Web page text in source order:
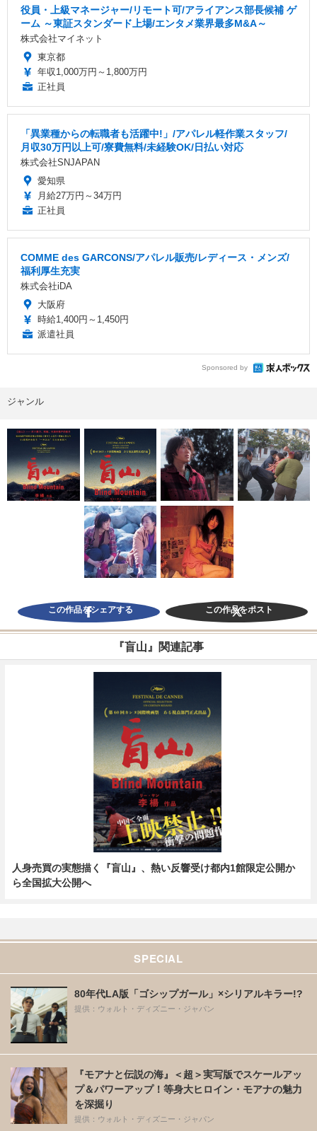
役員・上級マネージャー/リモート可/アライアンス部長候補 ゲ
ーム ～東証スタンダード上場/エンタメ業界最多M&A～
株式会社マイネット
東京都
年収1,000万円～1,800万円
正社員
「異業種からの転職者も活躍中!」/アパレル軽作業スタッフ/
月収30万円以上可/寮費無料/未経験OK/日払い対応
株式会社SNJAPAN
愛知県
月給27万円～34万円
正社員
COMME des GARCONS/アパレル販売/レディース・メンズ/
福利厚生充実
株式会社iDA
大阪府
時給1,400円～1,450円
派遣社員
Sponsored by
ジャンル
この作品をシェアする この作品をポスト
『盲山』関連記事
人身売買の実態描く『盲山』、熱い反響受け都内1館限定公開か
ら全国拡大公開へ
SPECIAL
80年代LA版「ゴシップガール」×シリアルキラー!?
提供：ウォルト・ディズニー・ジャパン
『モアナと伝説の海』＜超＞実写版でスケールアッ
プ＆パワーアップ！等身大ヒロイン・モアナの魅力
を深掘り
提供：ウォルト・ディズニー・ジャパン